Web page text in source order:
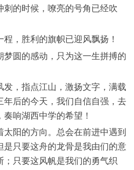
的时候，嘹亮的号角已经吹
，胜利的旗帜已迎风飘扬！
圆的感动，只为这一生拼搏的
，指点江山，激扬文字，满载
年后的今天，我们自信自强，去
响湖西中学的希望！
阳的方向。总会在前进中遇到
是只要这舟的龙骨是我由们的意
；只要这风帆是我们的勇气织